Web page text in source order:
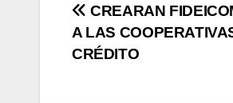
Navegación
de
CREARAN
A LAS
CRÉDITO